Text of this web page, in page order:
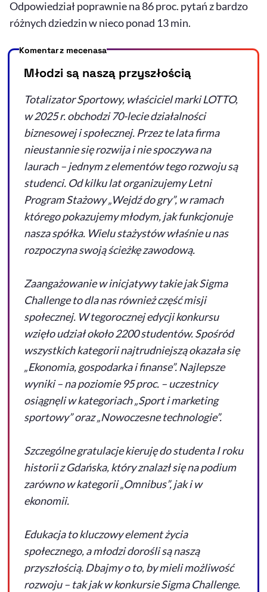
Odpowiedział poprawnie na 86 proc. pytań z bardzo
różnych dziedzin w nieco ponad 13 min.
Komentarz mecenasa
Młodzi są naszą przyszłością
Totalizator Sportowy, właściciel marki LOTTO,
w 2025 r. obchodzi 70-lecie działalności
biznesowej i społecznej. Przez te lata firma
nieustannie się rozwija i nie spoczywa na
laurach – jednym z elementów tego rozwoju są
studenci. Od kilku lat organizujemy Letni
Program Stażowy „Wejdź do gry”, w ramach
którego pokazujemy młodym, jak funkcjonuje
nasza spółka. Wielu stażystów właśnie u nas
rozpoczyna swoją ścieżkę zawodową.
Zaangażowanie w inicjatywy takie jak Sigma
Challenge to dla nas również część misji
społecznej. W tegorocznej edycji konkursu
wzięło udział około 2200 studentów. Spośród
wszystkich kategorii najtrudniejszą okazała się
„Ekonomia, gospodarka i finanse”. Najlepsze
wyniki – na poziomie 95 proc. – uczestnicy
osiągnęli w kategoriach „Sport i marketing
sportowy” oraz „Nowoczesne technologie”.
Szczególne gratulacje kieruję do studenta I roku
historii z Gdańska, który znalazł się na podium
zarówno w kategorii „Omnibus”, jak i w
ekonomii.
Edukacja to kluczowy element życia
społecznego, a młodzi dorośli są naszą
przyszłością. Dbajmy o to, by mieli możliwość
rozwoju – tak jak w konkursie Sigma Challenge.